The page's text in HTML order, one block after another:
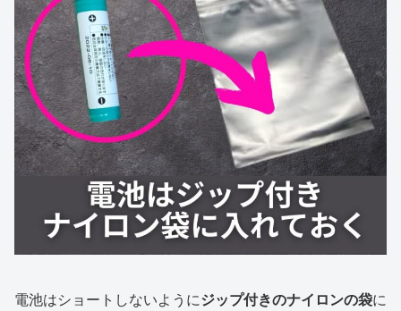
電池はショートしないようにジップ付きのナイロンの袋に